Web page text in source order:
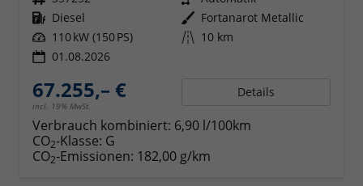
Kraftstoff Diesel Außenfarbe Fortanarot Metallic
Leistung 110 kW (150 PS) Kilometerstand 10 km
01.08.2026
67.255,– €
incl. 19% MwSt.
Details
Verbrauch kombiniert: 6,90 l/100km
CO2-Klasse: G
CO2-Emissionen: 182,00 g/km